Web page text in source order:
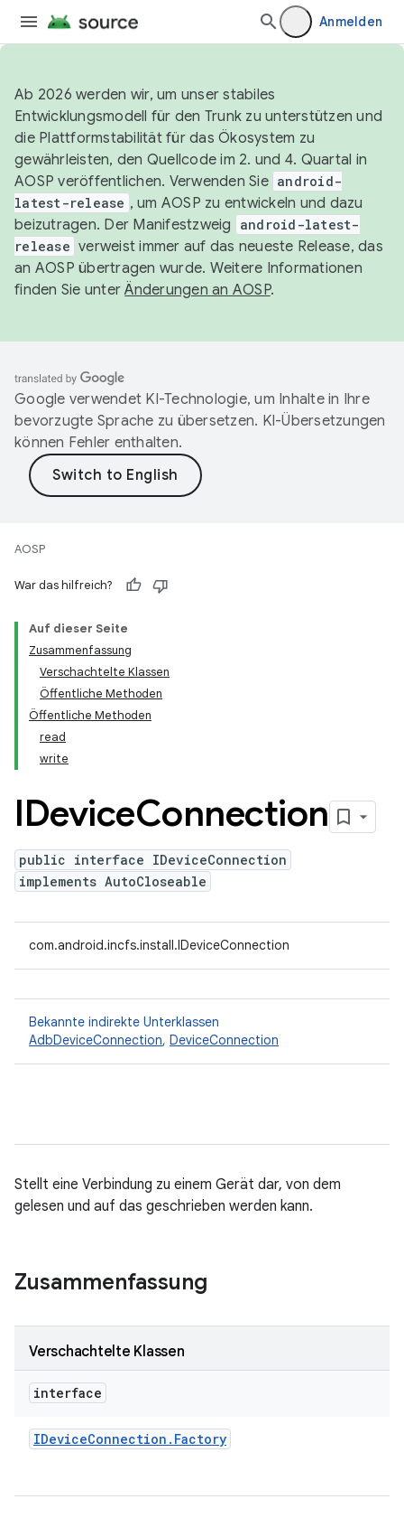
Anmelden
Ab 2026 werden wir, um unser stabiles
Entwicklungsmodell für den Trunk zu unterstützen und
die Plattformstabilität für das Ökosystem zu
gewährleisten, den Quellcode im 2. und 4. Quartal in
AOSP veröffentlichen. Verwenden Sie android-
latest-release , um AOSP zu entwickeln und dazu
beizutragen. Der Manifestzweig
android-latest-
release verweist immer auf das neueste Release, das
an AOSP übertragen wurde. Weitere Informationen
finden Sie unterÄnderungen an AOSP.
Google verwendet KI-Technologie, um Inhalte in Ihre
bevorzugte Sprache zu übersetzen. KI-Übersetzungen
können Fehler enthalten.
AOSP
War das hilfreich?
Auf dieser Seite
Zusammenfassung
Verschachtelte Klassen
Öffentliche Methoden
Öffentliche Methoden
read
write
IDeviceConnection
public interface IDeviceConnection
implements AutoCloseable
com.android.incfs.install.IDeviceConnection
Bekannte indirekte Unterklassen
AdbDeviceConnection, DeviceConnection
Stellt eine Verbindung zu einem Gerät dar, von dem
gelesen und auf das geschrieben werden kann.
Zusammenfassung
Verschachtelte Klassen
interface
IDeviceConnection . Factory